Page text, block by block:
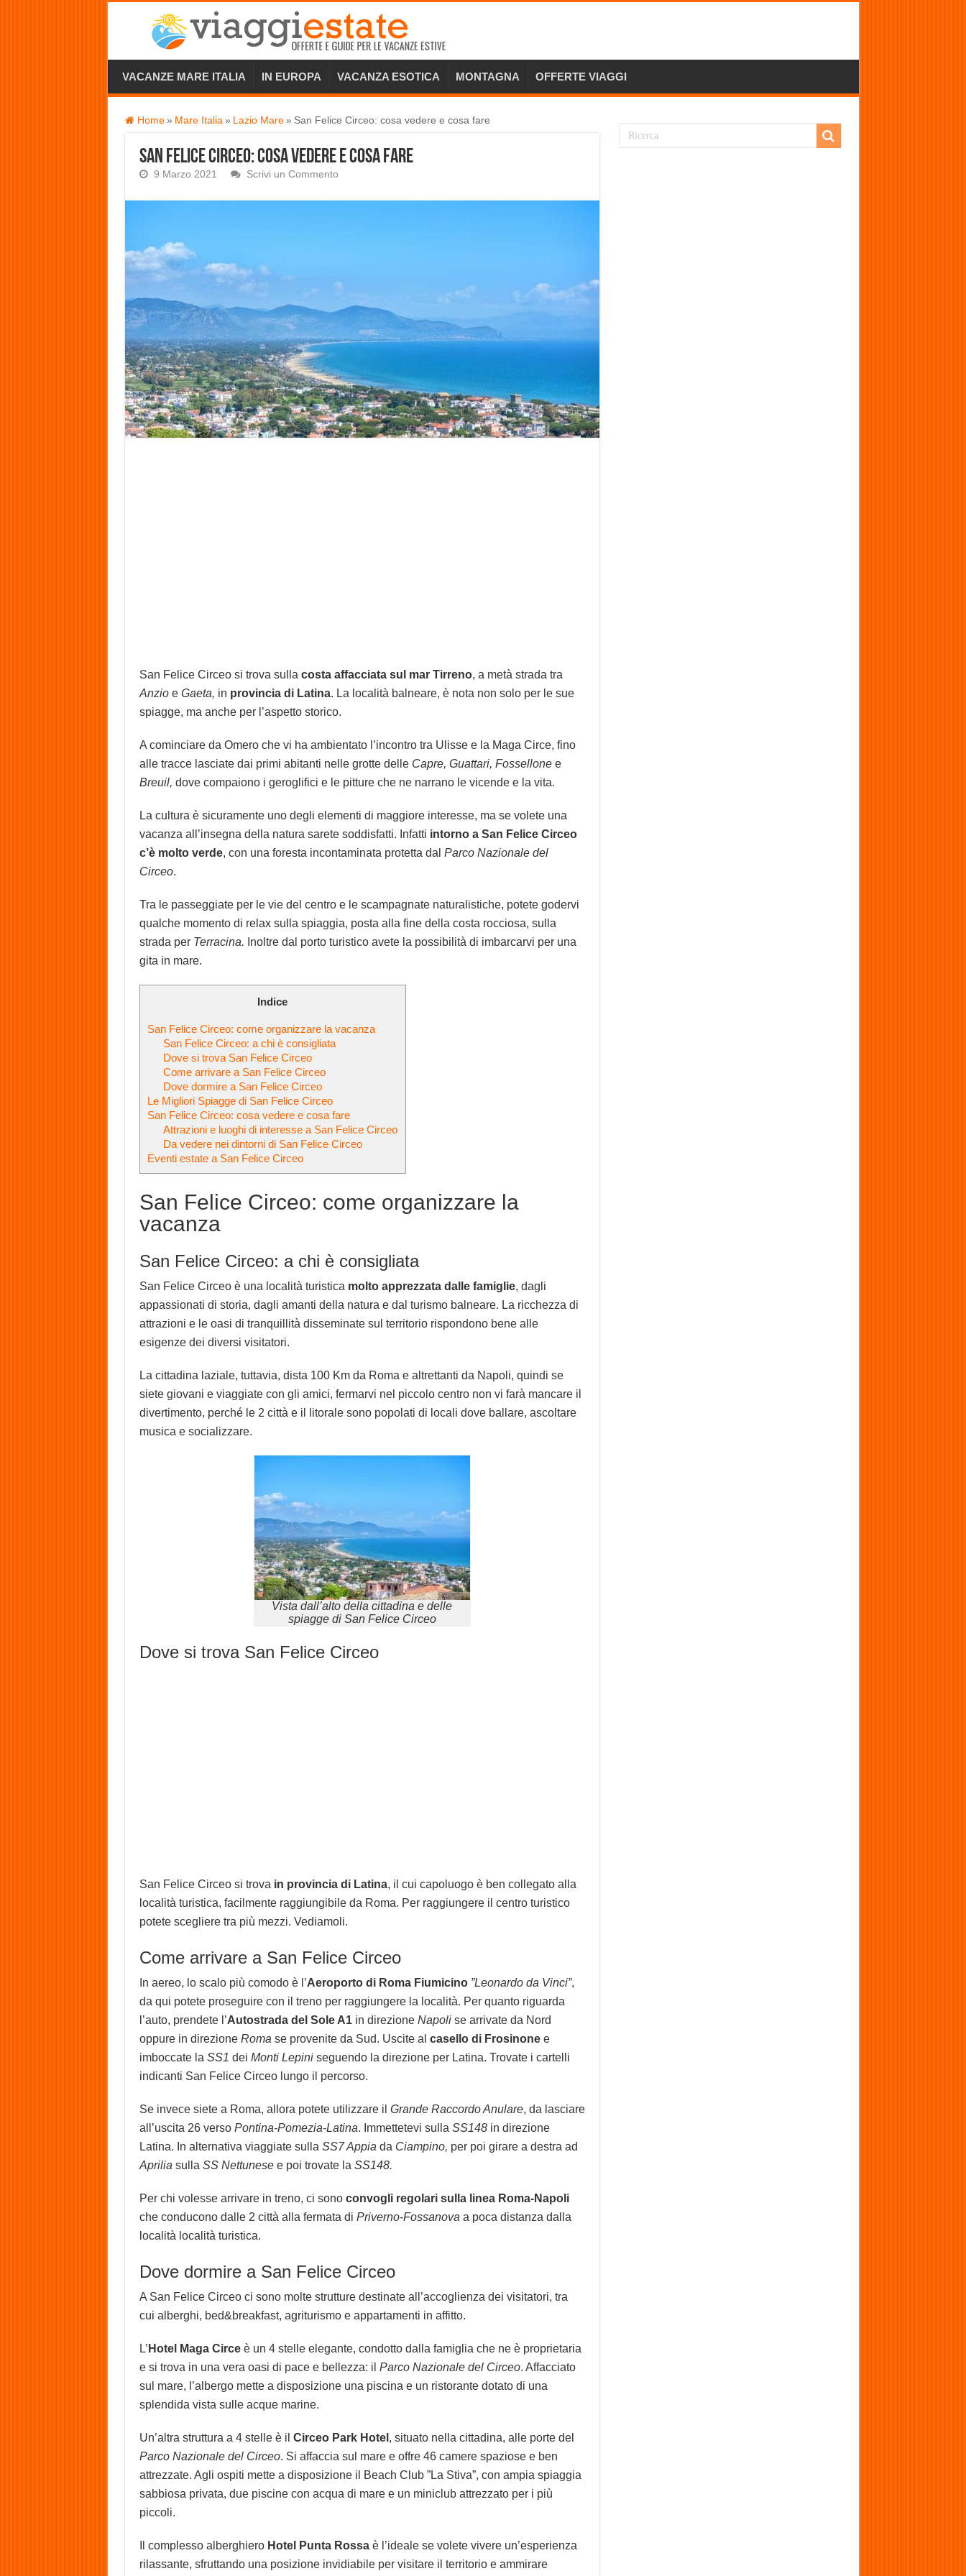
VACANZE MARE ITALIA IN EUROPA VACANZA ESOTICA MONTAGNA OFFERTE VIAGGI
Home » Mare Italia » Lazio Mare » San Felice Circeo: cosa vedere e cosa fare
San Felice Circeo: cosa vedere e cosa fare
9 Marzo 2021 Scrivi un Commento
San Felice Circeo si trova sulla costa affacciata sul mar Tirreno, a metà strada tra
Anzioe Gaeta, in provincia di Latina. La località balneare, è nota non solo per le sue
spiagge, ma anche per l’aspetto storico.
A cominciare da Omero che vi ha ambientato l’incontro tra Ulisse e la Maga Circe, fino
alle tracce lasciate dai primi abitanti nelle grotte delle Capre, Guattari, Fossellonee
Breuil, dove compaiono i geroglifici e le pitture che ne narrano le vicende e la vita.
La cultura è sicuramente uno degli elementi di maggiore interesse, ma se volete una
vacanza all’insegna della natura sarete soddisfatti. Infatti intorno a San Felice Circeo
c’è molto verde, con una foresta incontaminata protetta dal Parco Nazionale del
Circeo.
Tra le passeggiate per le vie del centro e le scampagnate naturalistiche, potete godervi
qualche momento di relax sulla spiaggia, posta alla fine della costa rocciosa, sulla
strada per Terracina. Inoltre dal porto turistico avete la possibilità di imbarcarvi per una
gita in mare.
Indice
San Felice Circeo: come organizzare la vacanza
San Felice Circeo: a chi è consigliata
Dove si trova San Felice Circeo
Come arrivare a San Felice Circeo
Dove dormire a San Felice Circeo
Le Migliori Spiagge di San Felice Circeo
San Felice Circeo: cosa vedere e cosa fare
Attrazioni e luoghi di interesse a San Felice Circeo
Da vedere nei dintorni di San Felice Circeo
Eventi estate a San Felice Circeo
San Felice Circeo: come organizzare la
vacanza
San Felice Circeo: a chi è consigliata
San Felice Circeo è una località turistica molto apprezzata dalle famiglie, dagli
appassionati di storia, dagli amanti della natura e dal turismo balneare. La ricchezza di
attrazioni e le oasi di tranquillità disseminate sul territorio rispondono bene alle
esigenze dei diversi visitatori.
La cittadina laziale, tuttavia, dista 100 Km da Roma e altrettanti da Napoli, quindi se
siete giovani e viaggiate con gli amici, fermarvi nel piccolo centro non vi farà mancare il
divertimento, perché le 2 città e il litorale sono popolati di locali dove ballare, ascoltare
musica e socializzare.
Vista dall’alto della cittadina e delle
spiagge di San Felice Circeo
Dove si trova San Felice Circeo
San Felice Circeo si trova in provincia di Latina, il cui capoluogo è ben collegato alla
località turistica, facilmente raggiungibile da Roma. Per raggiungere il centro turistico
potete scegliere tra più mezzi. Vediamoli.
Come arrivare a San Felice Circeo
In aereo, lo scalo più comodo è l’Aeroporto di Roma Fiumicino ”Leonardo da Vinci”,
da qui potete proseguire con il treno per raggiungere la località. Per quanto riguarda
l’auto, prendete l’Autostrada del Sole A1in direzione Napolise arrivate da Nord
oppure in direzione Roma se provenite da Sud. Uscite al casello di Frosinonee
imboccate la SS1 dei Monti Lepiniseguendo la direzione per Latina. Trovate i cartelli
indicanti San Felice Circeo lungo il percorso.
Se invece siete a Roma, allora potete utilizzare il Grande Raccordo Anulare, da lasciare
all’uscita 26 verso Pontina-Pomezia-Latina. Immettetevi sulla SS148in direzione
Latina. In alternativa viaggiate sulla SS7 Appia da Ciampino, per poi girare a destra ad
Aprilia sulla SS Nettunesee poi trovate la SS148.
Per chi volesse arrivare in treno, ci sono convogli regolari sulla linea Roma-Napoli
che conducono dalle 2 città alla fermata di Priverno-Fossanova a poca distanza dalla
località località turistica.
Dove dormire a San Felice Circeo
A San Felice Circeo ci sono molte strutture destinate all’accoglienza dei visitatori, tra
cui alberghi, bed&breakfast, agriturismo e appartamenti in affitto.
L’ Hotel Maga Circeè un 4 stelle elegante, condotto dalla famiglia che ne è proprietaria
e si trova in una vera oasi di pace e bellezza: il Parco Nazionale del Circeo. Affacciato
sul mare, l’albergo mette a disposizione una piscina e un ristorante dotato di una
splendida vista sulle acque marine.
Un’altra struttura a 4 stelle è il Circeo Park Hotel , situato nella cittadina, alle porte del
Parco Nazionale del Circeo. Si affaccia sul mare e offre 46 camere spaziose e ben
attrezzate. Agli ospiti mette a disposizione il Beach Club ”La Stiva”, con ampia spiaggia
sabbiosa privata, due piscine con acqua di mare e un miniclub attrezzato per i più
piccoli.
Il complesso alberghiero Hotel Punta Rossaè l’ideale se volete vivere un’esperienza
rilassante, sfruttando una posizione invidiabile per visitare il territorio e ammirare